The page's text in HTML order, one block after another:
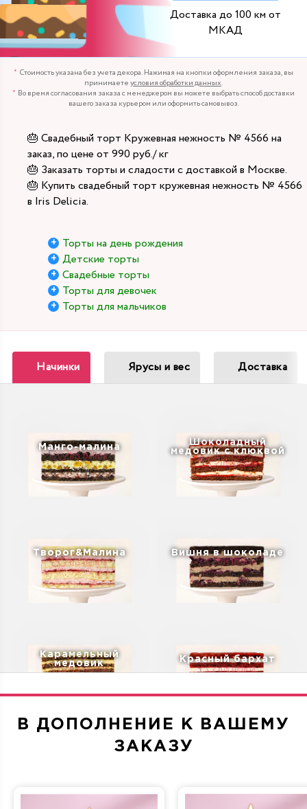
Доставка до 100 км от
МКАД
Стоимость указана без учета декора. Нажимая на кнопки оформления заказа, вы
принимаетеусловия обработки данных.
Во время согласования заказа с менеджером вы можете выбрать способ доставки
вашего заказа курьером или оформить самовывоз.
🎂 Свадебный торт Кружевная нежность № 4566 на
заказ, по цене от 990 руб./ кг
🎂 Заказать торты и сладости с доставкой в Москве.
🎂 Купить свадебный торт кружевная нежность № 4566
в Iris Delicia.
Торты на день рождения
Детские торты
Свадебные торты
Торты для девочек
Торты для мальчиков
Начинки Ярусы и вес Доставка
Манго-малина
Шоколадный
медовик с клюквой
Творог&Малина Вишня в шоколаде
Карамельный
медовик
Красный бархат
В ДОПОЛНЕНИЕ К ВАШЕМУ
ЗАКАЗУ